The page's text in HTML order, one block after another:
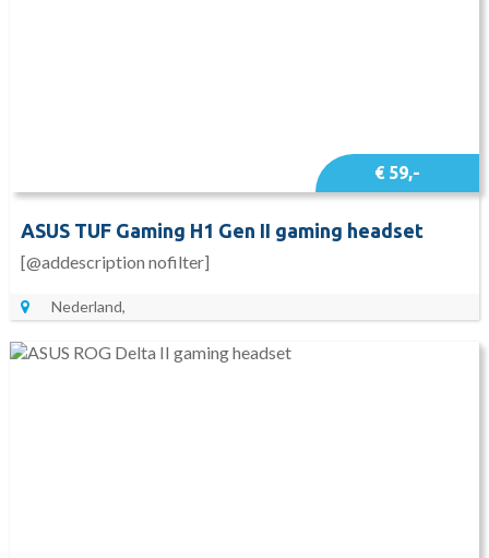
€ 59,-
ASUS TUF Gaming H1 Gen II gaming headset
[@addescription nofilter]
Nederland,